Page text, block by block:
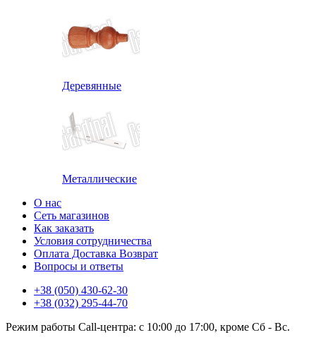
Деревянные
Металлические
О нас
Сеть магазинов
Как заказать
Условия сотрудничества
Оплата Доставка Возврат
Вопросы и ответы
+38 (050) 430-62-30
+38 (032) 295-44-70
Режим работы Call-центра: с 10:00 до 17:00, кроме Сб - Вс.